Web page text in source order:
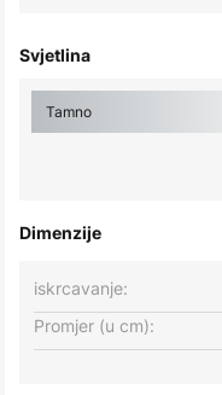
Svjetlina
Tamno
Dimenzije
iskrcavanje:
Promjer (u cm):